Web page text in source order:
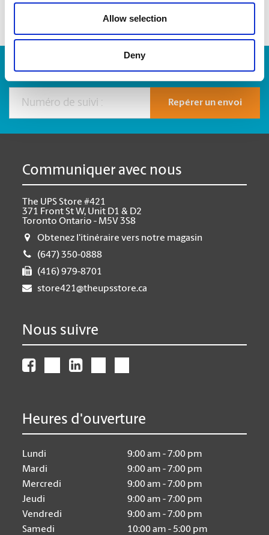
Allow selection
Deny
Numéro de suivi :
Repérer un envoi
Communiquer avec nous
The UPS Store #421
371 Front St W, Unit D1 & D2
Toronto Ontario - M5V 3S8
Obtenez l'itinéraire vers notre magasin
(647) 350-0888
(416) 979-8701
store421@theupsstore.ca
Nous suivre
Heures d'ouverture
Lundi
9:00 am - 7:00 pm
Mardi
9:00 am - 7:00 pm
Mercredi
9:00 am - 7:00 pm
Jeudi
9:00 am - 7:00 pm
Vendredi
9:00 am - 7:00 pm
Samedi
10:00 am - 5:00 pm